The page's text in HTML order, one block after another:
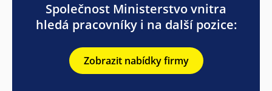
Společnost Ministerstvo vnitra
hledá pracovníky i na další pozice:
Zobrazit nabídky firmy